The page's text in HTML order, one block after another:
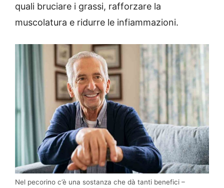
quali bruciare i grassi, rafforzare la
muscolatura e ridurre le infiammazioni.
Nel pecorino c’è una sostanza che dà tanti benefici –